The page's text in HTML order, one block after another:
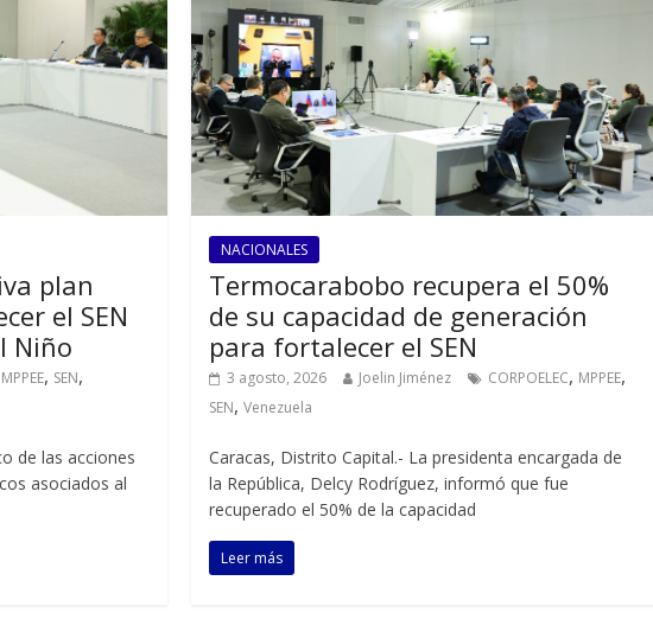
plan
el SEN
Niño
MPPEE, SEN,
de las acciones
asociados al
NACIONALES
Termocarabobo recupera el 50%
de su capacidad de generación
para fortalecer el SEN
3 agosto, 2026 Joelin Jiménez CORPOELEC, MPPEE,
SEN,Venezuela
Caracas, Distrito Capital.- La presidenta encargada de
la República, Delcy Rodríguez, informó que fue
recuperado el 50% de la capacidad
Leer más